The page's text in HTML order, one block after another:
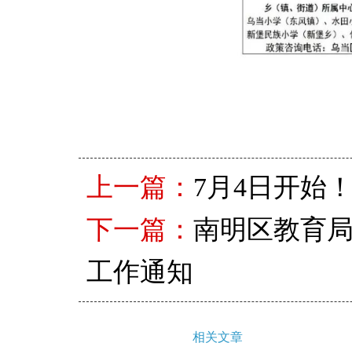
上一篇： 7月4日开始
下一篇： 南明区教育
工作通知
相关文章